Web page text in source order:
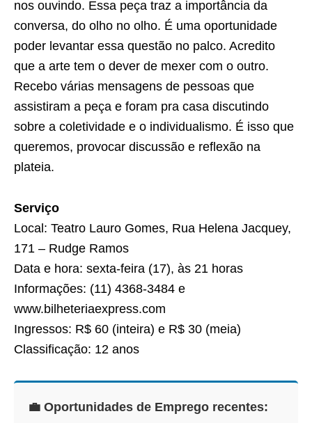
nos ouvindo. Essa peça traz a importância da
conversa, do olho no olho. É uma oportunidade
poder levantar essa questão no palco. Acredito
que a arte tem o dever de mexer com o outro.
Recebo várias mensagens de pessoas que
assistiram a peça e foram pra casa discutindo
sobre a coletividade e o individualismo. É isso que
queremos, provocar discussão e reflexão na
plateia.
Serviço
Local: Teatro Lauro Gomes, Rua Helena Jacquey,
171 – Rudge Ramos
Data e hora: sexta-feira (17), às 21 horas
Informações: (11) 4368-3484 e
www.bilheteriaexpress.com
Ingressos: R$ 60 (inteira) e R$ 30 (meia)
Classificação: 12 anos
💼 Oportunidades de Emprego recentes: